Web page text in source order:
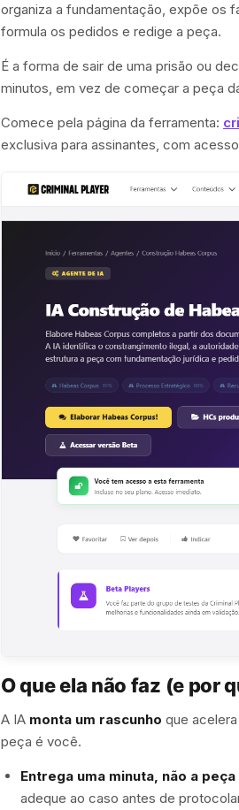
organiza a fundamentação, expõe os
formula os pedidos e redige a peça.
É a forma de sair de uma prisão ou
minutos, em vez de começar a peça
Comece pela página da ferramenta:
exclusiva para assinantes, com
O que ela não faz (e por
A IA monta um rascunho que
peça é você.
Entrega uma minuta, não a
adeque ao caso antes de